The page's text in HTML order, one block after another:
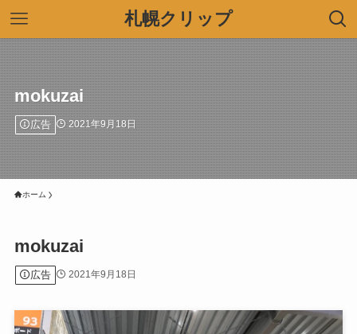
札幌クリップ
mokuzai
広告 2021年9月18日
ホーム
mokuzai
広告 2021年9月18日